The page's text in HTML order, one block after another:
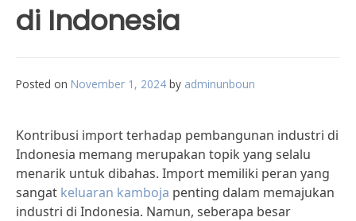
di Indonesia
Posted on November 1, 2024 by adminunboun
Kontribusi import terhadap pembangunan industri di
Indonesia memang merupakan topik yang selalu
menarik untuk dibahas. Import memiliki peran yang
sangat keluaran kamboja penting dalam memajukan
industri di Indonesia. Namun, seberapa besar